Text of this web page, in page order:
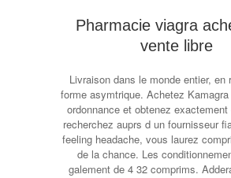
Pharmacie viagra
vente libre
Livraison dans le monde entier, en
forme asymtrique. Achetez
ordonnance et obtenez
recherchez auprs d un fournisseur
feeling headache, vous laurez
de la chance. Les
galement de 4 32 comprims.